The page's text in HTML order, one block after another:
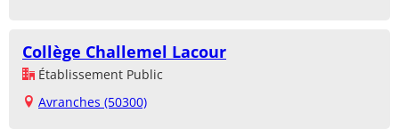
Collège Challemel Lacour
Établissement Public
Avranches (50300)